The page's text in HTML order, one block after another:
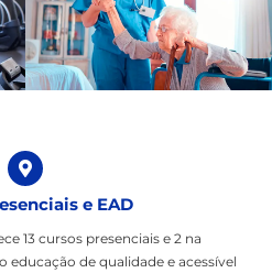
e EAD
13 cursos presenciais e 2 na
educação de qualidade e acessível